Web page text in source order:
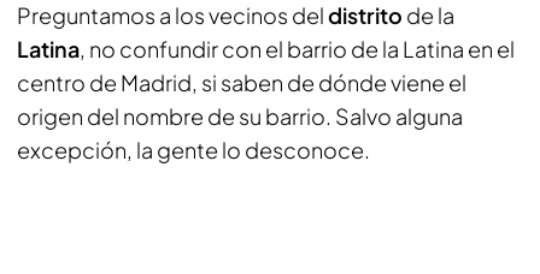
Preguntamos a los vecinos deldistrito de la
Latina, no confundir con el barrio de la Latina en el
centro de Madrid, si saben de dónde viene el
origen del nombre de su barrio. Salvo alguna
excepción, la gente lo desconoce.